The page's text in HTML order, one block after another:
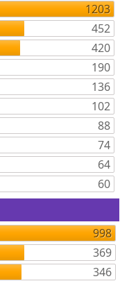
1203
452
420
190
136
102
88
74
64
60
998
369
346